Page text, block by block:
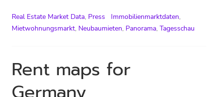
von
Neubau
Real Estate Market Data, Press Immobilienmarktdaten,
Mietwohnungsmarkt, Neubaumieten, Panorama, Tagesschau
Rent maps for